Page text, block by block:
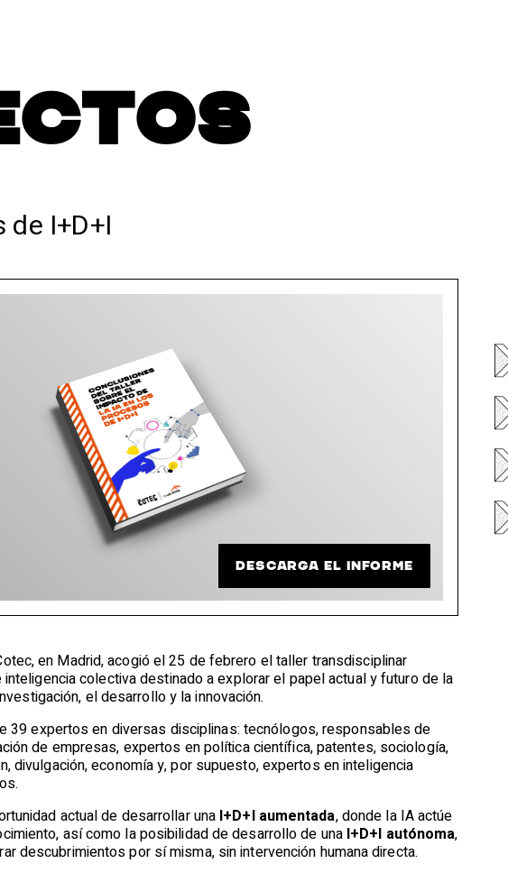
I+D+I
DESCARGA EL INFORME
en Madrid, acogió el 25 de febrero el taller transdisciplinar
inteligencia colectiva destinado a explorar el papel actual y futuro de la
el desarrollo y la innovación.
39 expertos en diversas disciplinas: tecnólogos, responsables de
de empresas, expertos en política científica, patentes, sociología,
divulgación, economía y, por supuesto, expertos en inteligencia
actual de desarrollar una I+D+I aumentada, donde la IA actúe
así como la posibilidad de desarrollo de una I+D+I autónoma,
descubrimientos por sí misma, sin intervención humana directa.